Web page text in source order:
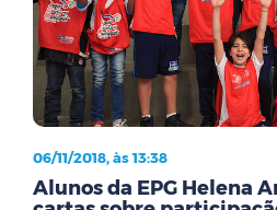
06/11/2018, às 13:38
Alunos da EPG Helena